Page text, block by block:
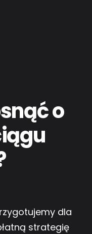
o
dla
strategię